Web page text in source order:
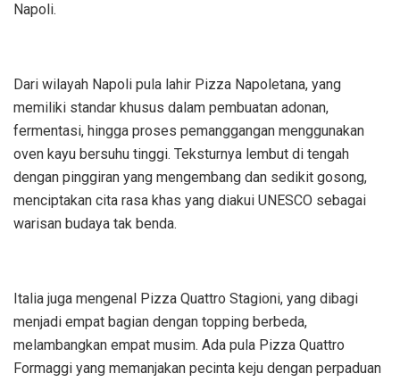
Napoli.
Dari wilayah Napoli pula lahir Pizza Napoletana, yang
memiliki standar khusus dalam pembuatan adonan,
fermentasi, hingga proses pemanggangan menggunakan
oven kayu bersuhu tinggi. Teksturnya lembut di tengah
dengan pinggiran yang mengembang dan sedikit gosong,
menciptakan cita rasa khas yang diakui UNESCO sebagai
warisan budaya tak benda.
Italia juga mengenal Pizza Quattro Stagioni, yang dibagi
menjadi empat bagian dengan topping berbeda,
melambangkan empat musim. Ada pula Pizza Quattro
Formaggi yang memanjakan pecinta keju dengan perpaduan